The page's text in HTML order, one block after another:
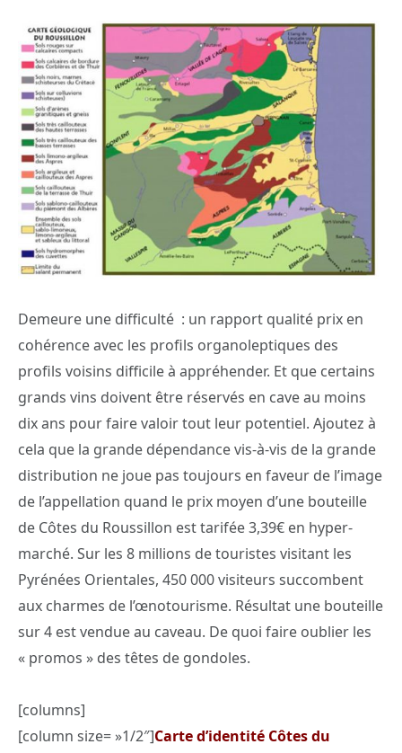
Demeure une difficulté : un rapport qualité prix en
cohérence avec les profils organoleptiques des
profils voisins difficile à appréhender. Et que certains
grands vins doivent être réservés en cave au moins
dix ans pour faire valoir tout leur potentiel. Ajoutez à
cela que la grande dépendance vis-à-vis de la grande
distribution ne joue pas toujours en faveur de l’image
de l’appellation quand le prix moyen d’une bouteille
de Côtes du Roussillon est tarifée 3,39€ en hyper-
marché. Sur les 8 millions de touristes visitant les
Pyrénées Orientales, 450 000 visiteurs succombent
aux charmes de l’œnotourisme. Résultat une bouteille
sur 4 est vendue au caveau. De quoi faire oublier les
« promos » des têtes de gondoles.
[columns]
[column size= »1/2″]Carte d’identité Côtes du